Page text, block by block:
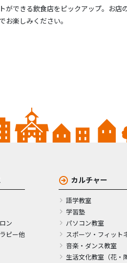
ができる飲食店をピックアップ。お店
お楽しみください。
ン
ピー他
カルチャー
語学教室
学習塾
パソコン教室
スポーツ・フィット
音楽・ダンス教室
生活文化教室（花・